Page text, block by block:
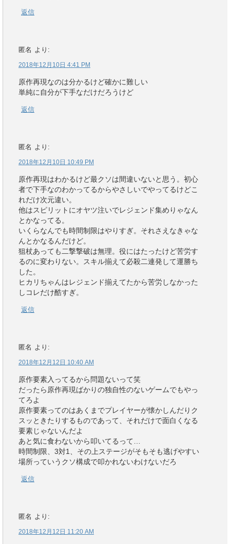
返信
匿名 より:
2018年12月10日 4:41 PM
原作再現なのは分かるけど確かに難しい
単純に自分が下手なだけだろうけど
返信
匿名 より:
2018年12月10日 10:49 PM
原作再現はわかるけど最クソは間違いないと思う。初心
者で下手なのわかってるからやさしいでやってるけどこ
れだけ次元違い。
他はスピリットにオヤツ注いでレジェンド集めりゃなん
とかなってる。
いくらなんでも時間制限はやりすぎ。それさえなきゃな
んとかなるんだけど。
狙杖あっても二撃撃破は無理。役にはたったけど苦労す
るのに変わりない。スキル揃えて必殺二連発して運勝ち
した。
ヒカリちゃんはレジェンド揃えてたから苦労しなかった
しコレだけ酷すぎ。
返信
匿名 より:
2018年12月12日 10:40 AM
原作要素入ってるから問題ないって笑
だったら原作再現ばかりの独自性のないゲームでもやっ
てろよ
原作要素ってのはあくまでプレイヤーが懐かしんだりク
スッときたりするものであって、それだけで面白くなる
要素じゃないんだよ
あと気に食わないから叩いてるって…
時間制限、3対1、その上ステージがそもそも逃げやすい
場所っていうクソ構成で叩かれないわけないだろ
返信
匿名 より:
2018年12月12日 11:20 AM